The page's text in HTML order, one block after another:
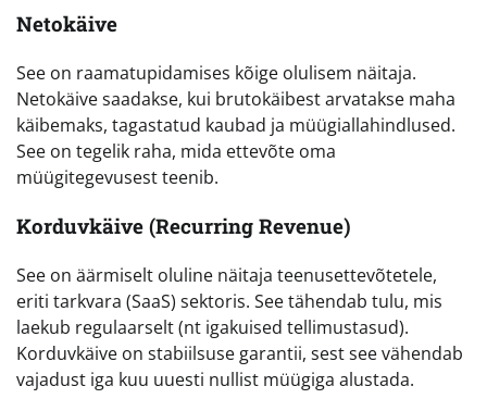
Netokäive
See on raamatupidamises kõige olulisem näitaja.
Netokäive saadakse, kui brutokäibest arvatakse maha
käibemaks, tagastatud kaubad ja müügiallahindlused.
See on tegelik raha, mida ettevõte oma
müügitegevusest teenib.
Korduvkäive (Recurring Revenue)
See on äärmiselt oluline näitaja teenusettevõtetele,
eriti tarkvara (SaaS) sektoris. See tähendab tulu, mis
laekub regulaarselt (nt igakuised tellimustasud).
Korduvkäive on stabiilsuse garantii, sest see vähendab
vajadust iga kuu uuesti nullist müügiga alustada.